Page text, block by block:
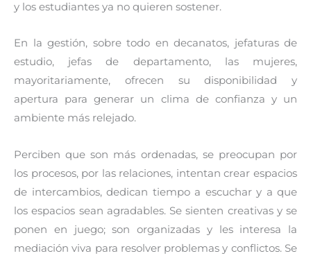
y los estudiantes ya no quieren sostener.
En la gestión, sobre todo en decanatos, jefaturas de
estudio, jefas de departamento, las mujeres,
mayoritariamente, ofrecen su disponibilidad y
apertura para generar un clima de confianza y un
ambiente más relejado.
Perciben que son más ordenadas, se preocupan por
los procesos, por las relaciones, intentan crear espacios
de intercambios, dedican tiempo a escuchar y a que
los espacios sean agradables. Se sienten creativas y se
ponen en juego; son organizadas y les interesa la
mediación viva para resolver problemas y conflictos. Se